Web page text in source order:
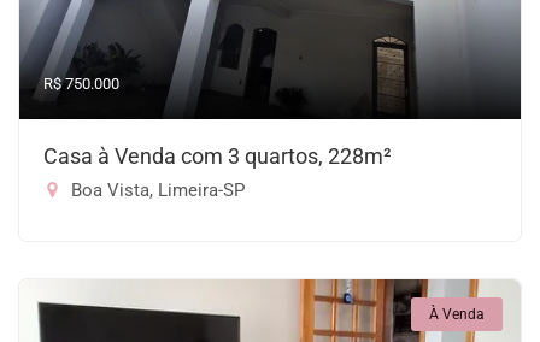
R$ 750.000
Casa à Venda com 3 quartos, 228m²
Boa Vista, Limeira-SP
À Venda